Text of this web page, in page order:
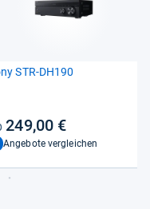
STR-​DH190
249,00 €
Angebote vergleichen